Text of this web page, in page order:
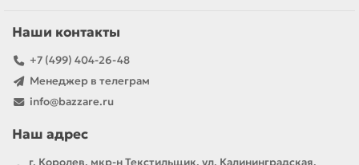
Наши контакты
+7 (499) 404-26-48
Менеджер в телеграм
info@bazzare.ru
Наш адрес